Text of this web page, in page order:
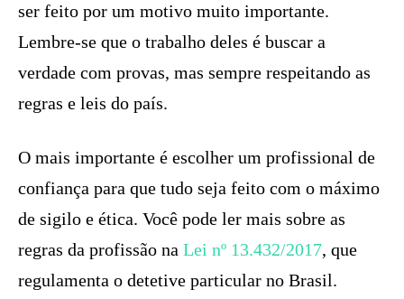
ser feito por um motivo muito importante.
Lembre-se que o trabalho deles é buscar a
verdade com provas, mas sempre respeitando as
regras e leis do país.
O mais importante é escolher um profissional de
confiança para que tudo seja feito com o máximo
de sigilo e ética. Você pode ler mais sobre as
regras da profissão na Lei nº 13.432/2017, que
regulamenta o detetive particular no Brasil.